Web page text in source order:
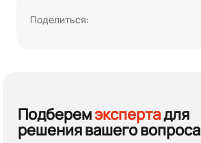
Поделиться:
Подберемэкспертадля
решения вашего вопроса